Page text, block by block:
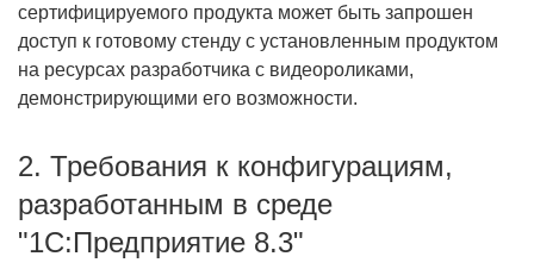
сертифицируемого продукта может быть запрошен
доступ к готовому стенду с установленным продуктом
на ресурсах разработчика с видеороликами,
демонстрирующими его возможности.
2. Требования к конфигурациям,
разработанным в среде
"1С:Предприятие 8.3"